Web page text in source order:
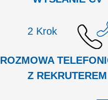
Krok
ROZMOWA
Z REKRUTEREM